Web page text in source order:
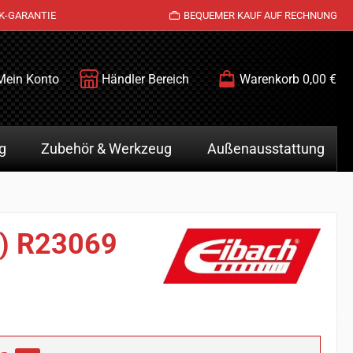
GARANTIE BEQUEMER KAUF AUF RECHNUNG
Konto Händler Bereich Warenkorb 0,00 €
Zubehör & Werkzeug Außenausstattung
R23069